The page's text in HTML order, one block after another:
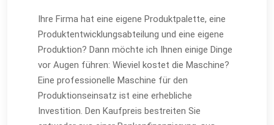
Ihre Firma hat eine eigene Produktpalette, eine
Produktentwicklungsabteilung und eine eigene
Produktion? Dann möchte ich Ihnen einige Dinge
vor Augen führen: Wieviel kostet die Maschine?
Eine professionelle Maschine für den
Produktionseinsatz ist eine erhebliche
Investition. Den Kaufpreis bestreiten Sie